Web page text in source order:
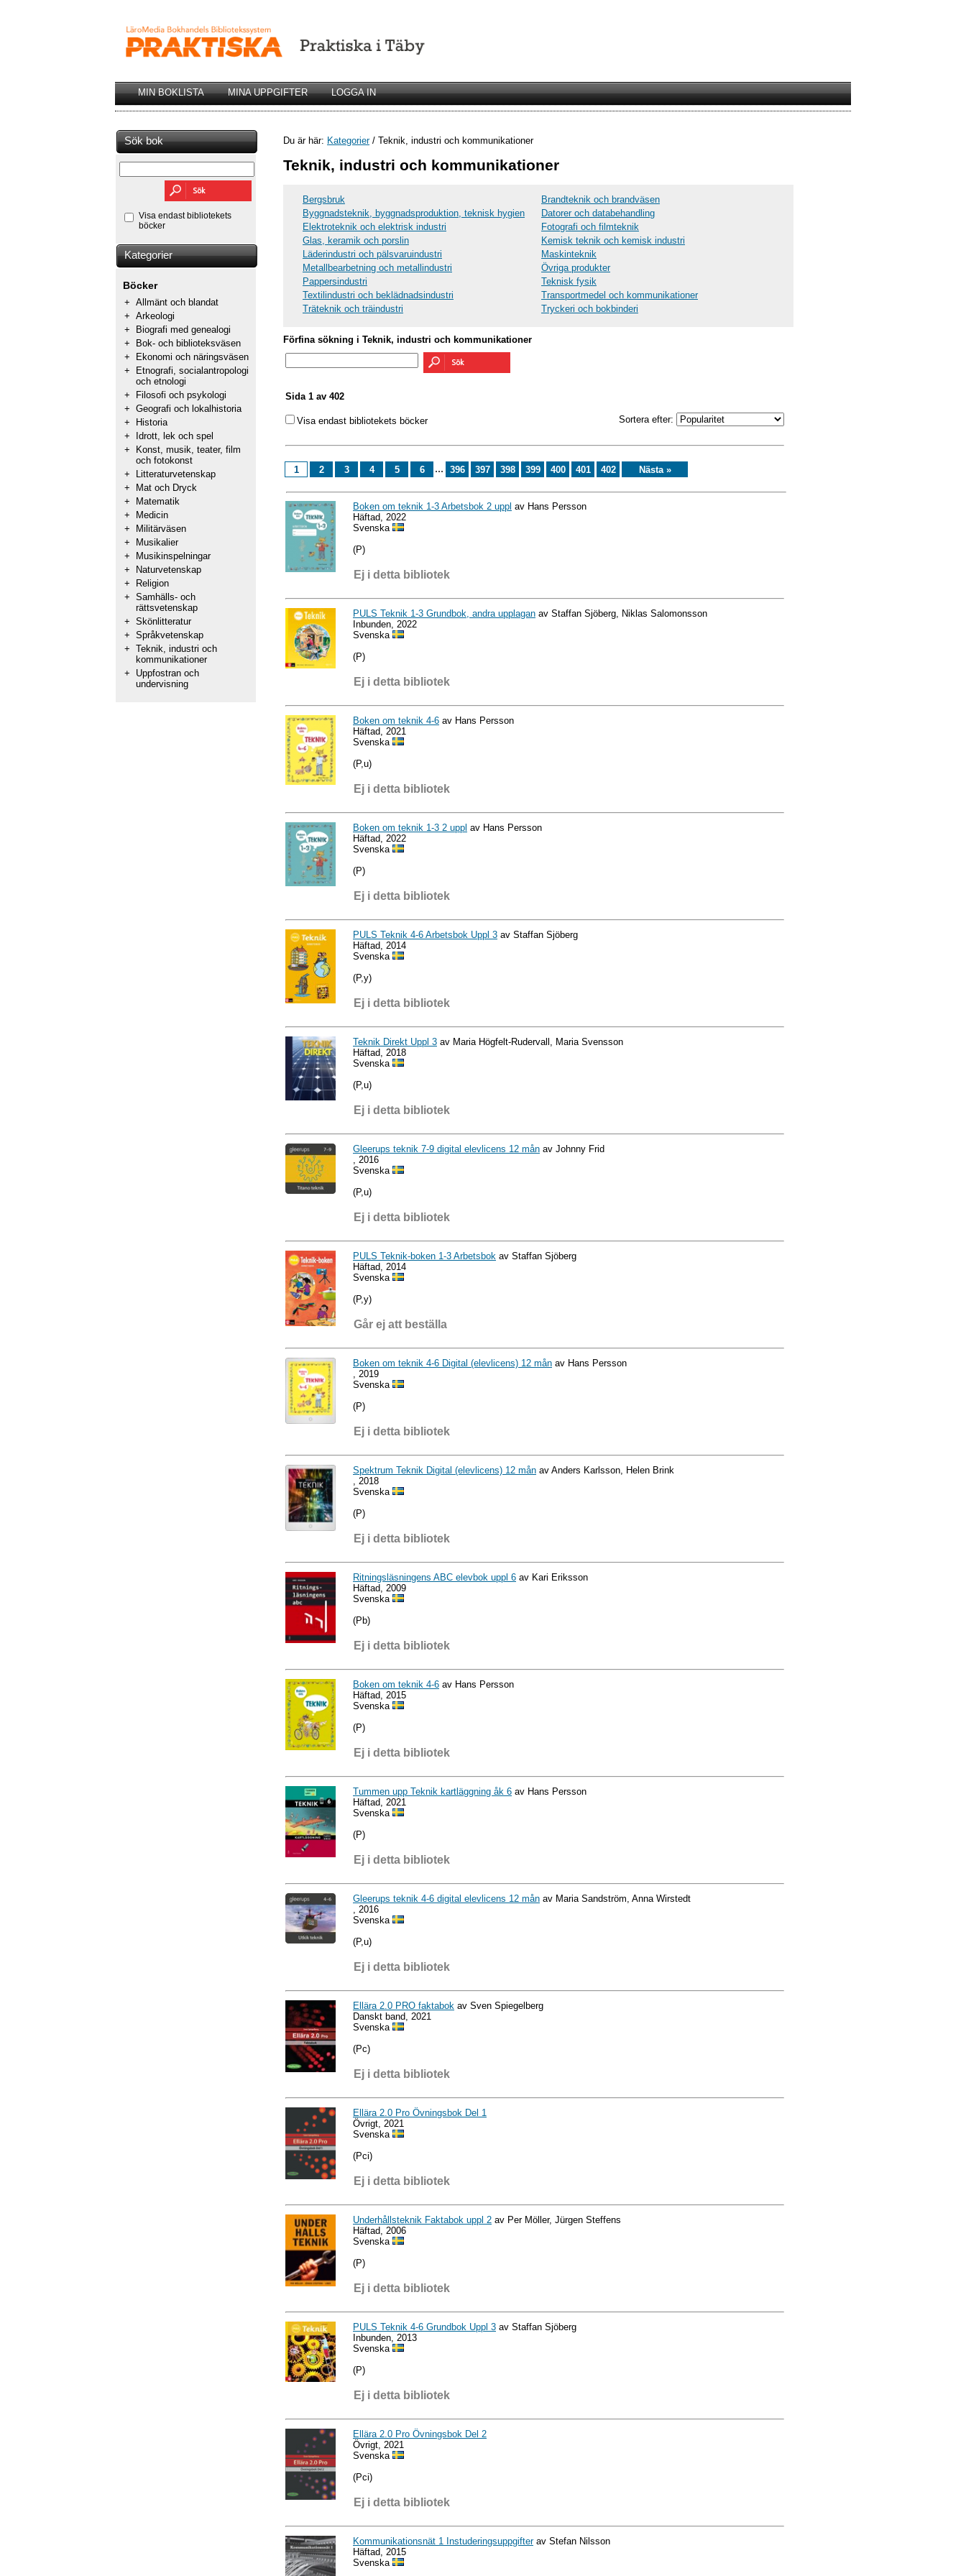
MIN BOKLISTA MINA UPPGIFTER LOGGA IN
Sök bok
Visa endast bibliotekets
böcker
Kategorier
Böcker
+ Allmänt och blandat
+ Arkeologi
+
Biografi med genealogi
+
Bok- och biblioteksväsen
+
Ekonomi och näringsväsen
+
Etnografi, socialantropologi
och etnologi
+
Filosofi och psykologi
+ Geografi och lokalhistoria
+
Historia
+
Idrott, lek och spel
+
Konst, musik, teater, film
och fotokonst
+
Litteraturvetenskap
+
Mat och Dryck
+
Matematik
+
Medicin
+
Militärväsen
+
Musikalier
+
Musikinspelningar
+
Naturvetenskap
+
Religion
+ Samhälls- och
rättsvetenskap
+ Skönlitteratur
+ Språkvetenskap
+ Teknik, industri och
kommunikationer
+
Uppfostran och
undervisning
Du är här: Kategorier/ Teknik, industri och kommunikationer
Teknik, industri och kommunikationer
Bergsbruk
Brandteknik och brandväsen
Byggnadsteknik, byggnadsproduktion, teknisk hygien
Datorer och databehandling
Elektroteknik och elektrisk industri
Fotografi och filmteknik
Glas, keramik och porslin
Kemisk teknik och kemisk industri
Läderindustri och pälsvaruindustri
Maskinteknik
Metallbearbetning och metallindustri
Övriga produkter
Pappersindustri
Teknisk fysik
Textilindustri och beklädnadsindustri
Transportmedel och kommunikationer
Träteknik och träindustri
Tryckeri och bokbinderi
Förfina sökning i Teknik, industri och kommunikationer
Sida 1 av 402
Visa endast bibliotekets böcker Sortera efter:
1 2 3 4 5 6 ... 396 397 398 399 400 401 402 Nästa »
Boken om teknik 1-3 Arbetsbok 2 uppl av Hans Persson
Häftad, 2022
Svenska
(P)
Ej i detta bibliotek
PULS Teknik 1-3 Grundbok, andra upplagan av Staffan Sjöberg, Niklas Salomonsson
Inbunden, 2022
Svenska
(P)
Ej i detta bibliotek
Boken om teknik 4-6 av Hans Persson
Häftad, 2021
Svenska
(P,u)
Ej i detta bibliotek
Boken om teknik 1-3 2 uppl av Hans Persson
Häftad, 2022
Svenska
(P)
Ej i detta bibliotek
PULS Teknik 4-6 Arbetsbok Uppl 3 av Staffan Sjöberg
Häftad, 2014
Svenska
(P,y)
Ej i detta bibliotek
Teknik Direkt Uppl 3 av Maria Högfelt-Rudervall, Maria Svensson
Häftad, 2018
Svenska
(P,u)
Ej i detta bibliotek
Gleerups teknik 7-9 digital elevlicens 12 mån av Johnny Frid
, 2016
Svenska
(P,u)
Ej i detta bibliotek
PULS Teknik-boken 1-3 Arbetsbok av Staffan Sjöberg
Häftad, 2014
Svenska
(P,y)
Går ej att beställa
Boken om teknik 4-6 Digital (elevlicens) 12 mån av Hans Persson
, 2019
Svenska
(P)
Ej i detta bibliotek
Spektrum Teknik Digital (elevlicens) 12 mån av Anders Karlsson, Helen Brink
, 2018
Svenska
(P)
Ej i detta bibliotek
Ritningsläsningens ABC elevbok uppl 6 av Kari Eriksson
Häftad, 2009
Svenska
(Pb)
Ej i detta bibliotek
Boken om teknik 4-6 av Hans Persson
Häftad, 2015
Svenska
(P)
Ej i detta bibliotek
Tummen upp Teknik kartläggning åk 6 av Hans Persson
Häftad, 2021
Svenska
(P)
Ej i detta bibliotek
Gleerups teknik 4-6 digital elevlicens 12 mån av Maria Sandström, Anna Wirstedt
, 2016
Svenska
(P,u)
Ej i detta bibliotek
Ellära 2.0 PRO faktabok av Sven Spiegelberg
Danskt band, 2021
Svenska
(Pc)
Ej i detta bibliotek
Ellära 2.0 Pro Övningsbok Del 1
Övrigt, 2021
Svenska
(Pci)
Ej i detta bibliotek
Underhållsteknik Faktabok uppl 2 av Per Möller, Jürgen Steffens
Häftad, 2006
Svenska
(P)
Ej i detta bibliotek
PULS Teknik 4-6 Grundbok Uppl 3 av Staffan Sjöberg
Inbunden, 2013
Svenska
(P)
Ej i detta bibliotek
Ellära 2.0 Pro Övningsbok Del 2
Övrigt, 2021
Svenska
(Pci)
Ej i detta bibliotek
Kommunikationsnät 1 Instuderingsuppgifterav Stefan Nilsson
Häftad, 2015
Svenska